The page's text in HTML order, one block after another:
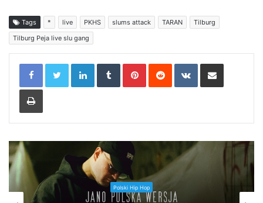
Tags * live PKHS slums attack TARAN
Tilburg
Tilburg Peja live slu gang
LinkedInTumblrPinterestReddit VKontakteShare via Email
Print
Polski Hip Hop